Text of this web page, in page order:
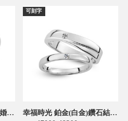
遇見愛 鉑金(白金)鑽石結婚對戒
可刻字
幸福時光 鉑金(白金)鑽石結婚對戒